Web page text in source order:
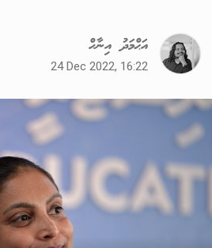
އަޙްމަދު އިނާހް
24 Dec 2022, 16:22